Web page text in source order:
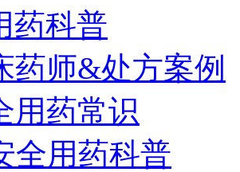
药科普
药师&处方案例
用药常识
全用药科普